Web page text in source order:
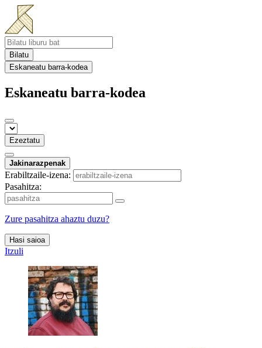
Bilatu
Eskaneatu barra-kodea
Eskaneatu barra-kodea
Ezeztatu
Jakinarazpenak
Erabiltzaile-izena:
Pasahitza:
Zure pasahitza ahaztu duzu?
Hasi saioa
Itzuli